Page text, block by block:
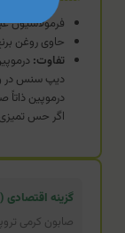
فرمولاسیون
حاوی روغن
تفاوت:
دیپ سنس در
درموپین ذاتاً
اگر حس
گزینه
صابون کرمی